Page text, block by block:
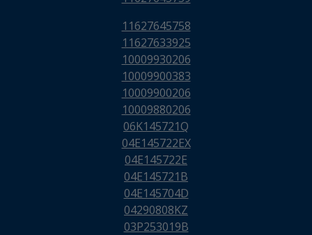
11627645758
11627633925
10009930206
10009900383
10009900206
10009880206
06K145721Q
04E145722EX
04E145722E
04E145721B
04E145704D
04290808KZ
03P253019B